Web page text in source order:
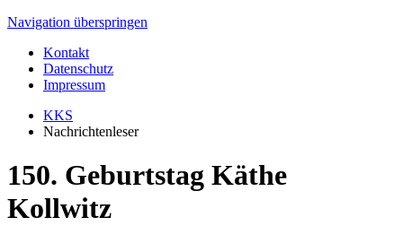
Navigation überspringen
Kontakt
Datenschutz
Impressum
KKS
Nachrichtenleser
150. Geburtstag Käthe
Kollwitz